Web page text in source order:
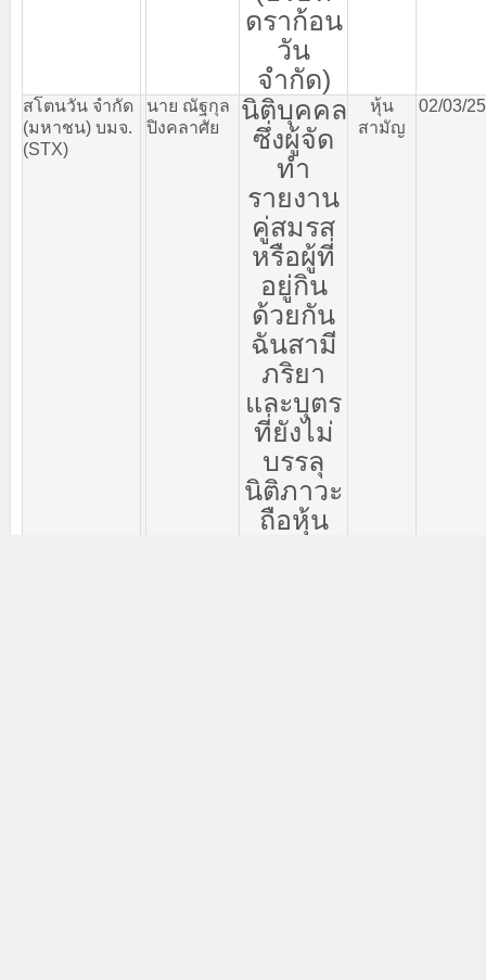
ดราก้อน
วัน
จำกัด)
สโตนวัน จำกัด
(มหาชน) บมจ.
(STX)
นาย ณัฐกุล
ปิงคลาศัย
นิติบุคคล
ซึ่งผู้จัด
ทำ
รายงาน
คู่สมรส
หรือผู้ที่
อยู่กิน
ด้วยกัน
ฉันสามี
ภริยา
และบุตร
ที่ยังไม่
บรรลุ
นิติภาวะ
ถือหุ้น
หุ้น
สามัญ
02/03/